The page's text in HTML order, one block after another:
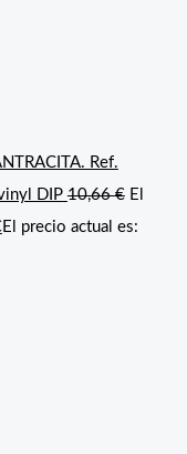
Ref.
DIP 10,66€ El
El precio actual es: